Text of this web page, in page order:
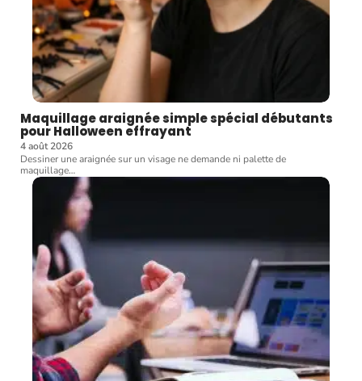
Maquillage araignée simple spécial débutants
pour Halloween effrayant
4 août 2026
Dessiner une araignée sur un visage ne demande ni palette de
maquillage…